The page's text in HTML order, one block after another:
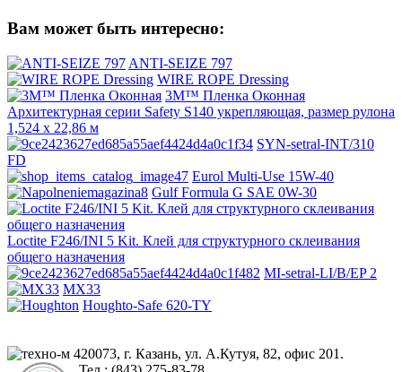
Вам может быть интересно:
ANTI-SEIZE 797
WIRE ROPE Dressing
3M™ Пленка Оконная
Архитектурная серии Safety S140 укрепляющая, размер рулона
1,524 x 22,86 м
SYN-setral-INT/310
FD
Eurol Multi-Use 15W-40
Gulf Formula G SAE 0W-30
Loctite F246/INI 5 Kit. Клей для структурного склеивания
общего назначения
MI-setral-LI/B/EP 2
MX33
Houghto-Safe 620-TY
420073, г. Казань, ул. А.Кутуя, 82, офис 201.